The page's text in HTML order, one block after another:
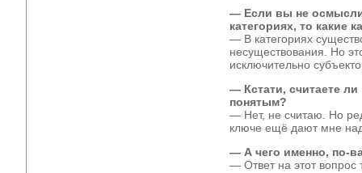
— Если вы не
категориях, то какие
— В категориях
несуществования. Но
исключительно
— Кстати, считаете
понятым?
— Нет, не считаю. Но
ключе ещё дают мне
— А чего именно, по-
— Ответ на этот вопрос